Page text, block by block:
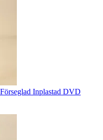
Inplastad DVD